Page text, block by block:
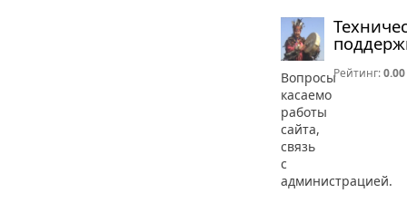
Вопросы
касаемо
работы
сайта,
связь
с
администрацией.
Рейтинг:0.00